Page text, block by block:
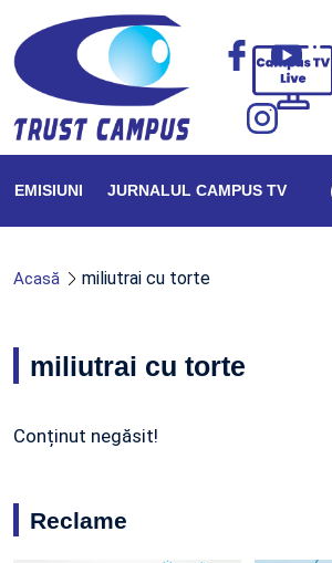
EMISIUNI JURNALUL CAMPUS TV
Acasă miliutrai cu torte
miliutrai cu torte
Conținut negăsit!
Reclame